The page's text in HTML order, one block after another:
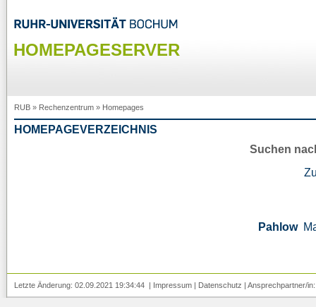
HOMEPAGESERVER
RUB » Rechenzentrum » Homepages
HOMEPAGEVERZEICHNIS
Suchen
Pahlow
Letzte Änderung: 02.09.2021 19:34:44 | Impressum | Datenschutz | Ansprechpartner/